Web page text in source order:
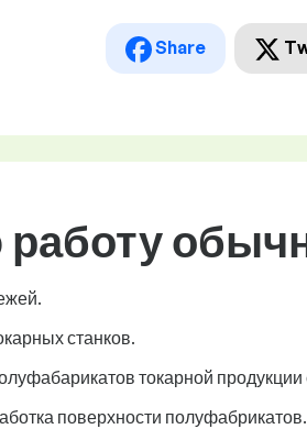
Share
станков.
токарной
поверхности полуфабрикатов.